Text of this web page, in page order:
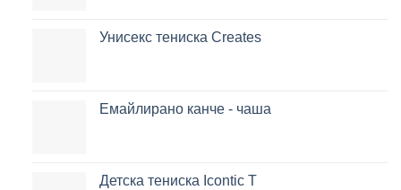
Унисекс тениска Creates
Емайлирано канче - чаша
Детска тениска Icontic T